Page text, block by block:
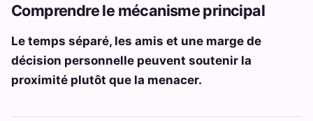
Comprendre le mécanisme principal
Le temps séparé, les amis et une marge de
décision personnelle peuvent soutenir la
proximité plutôt que la menacer.